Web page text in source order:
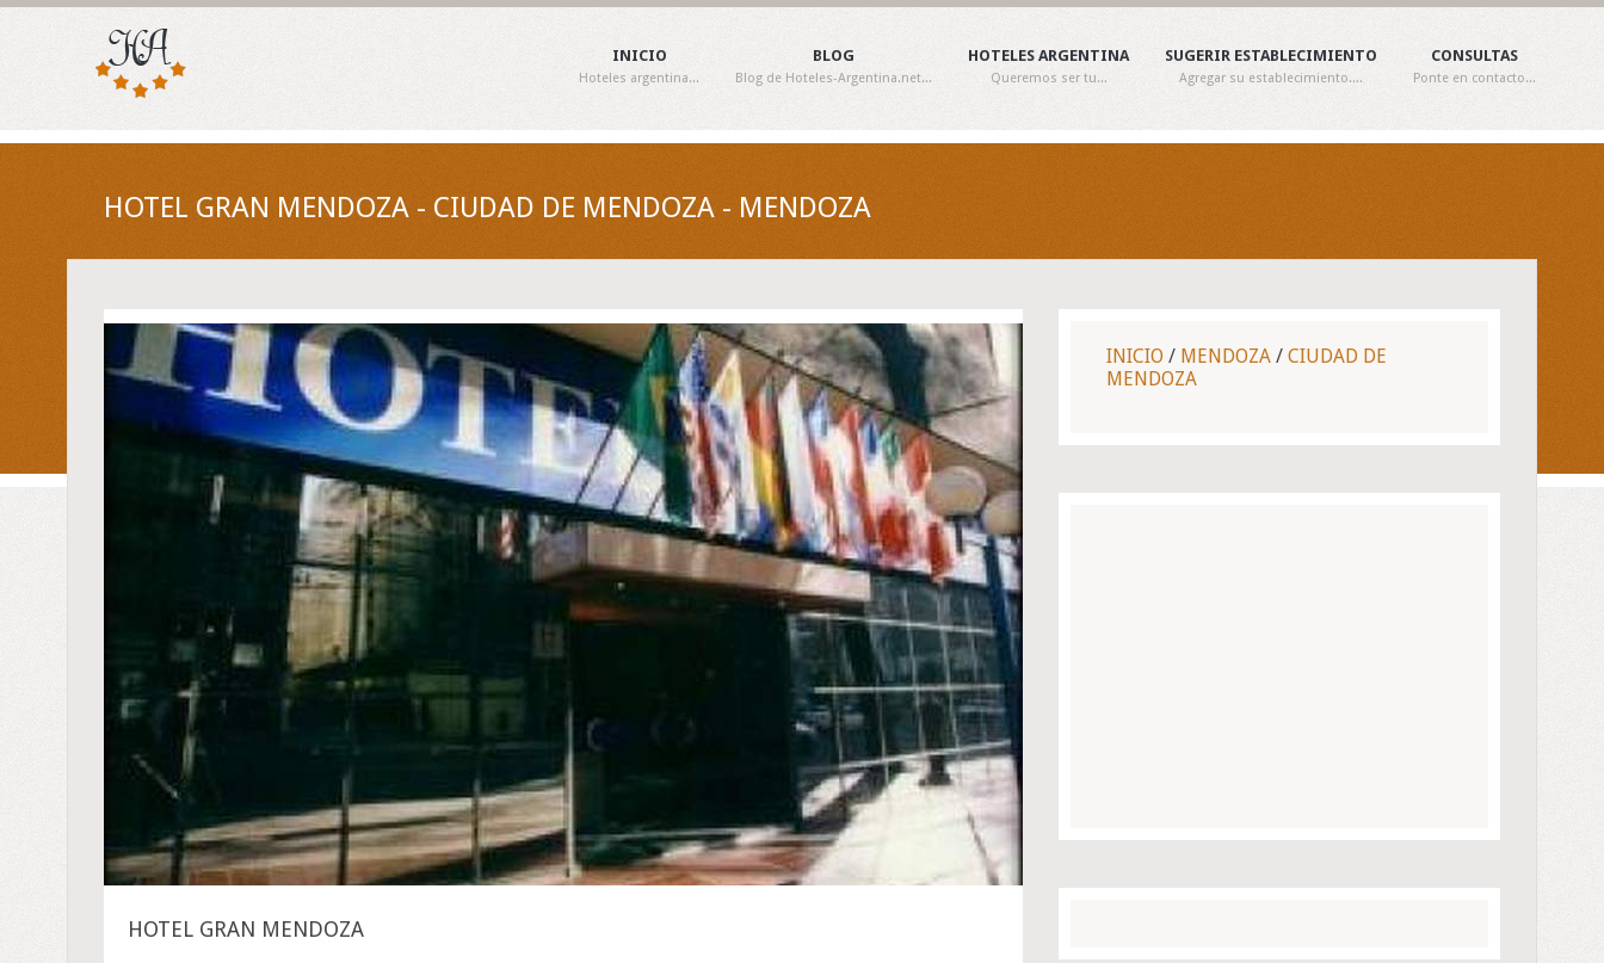
INICIO
Hoteles argentina...
BLOG
Blog de Hoteles-Argentina.net...
HOTELES ARGENTINA
Queremos ser tu...
SUGERIR ESTABLECIMIENTO
Agregar su establecimiento....
CONSULTAS
Ponte en contacto...
HOTEL GRAN MENDOZA - CIUDAD DE MENDOZA - MENDOZA
HOTEL GRAN MENDOZA
INICIO / MENDOZA / CIUDAD DE
MENDOZA